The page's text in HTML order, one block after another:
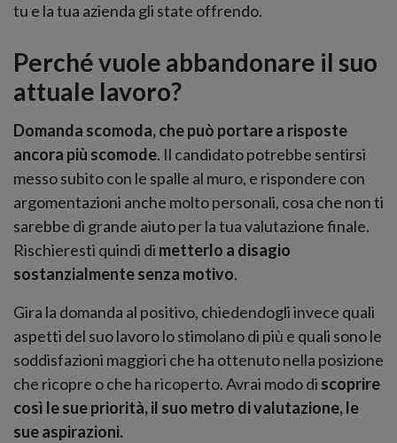
tu e la tua azienda gli state offrendo.
Perché vuole abbandonare il suo
attuale lavoro?
Domanda scomoda, che può portare a risposte
ancora più scomode. Il candidato potrebbe sentirsi
messo subito con le spalle al muro, e rispondere con
argomentazioni anche molto personali, cosa che non ti
sarebbe di grande aiuto per la tua valutazione finale.
Rischieresti quindi di metterlo a disagio
sostanzialmente senza motivo.
Gira la domanda al positivo, chiedendogli invece quali
aspetti del suo lavoro lo stimolano di più e quali sono le
soddisfazioni maggiori che ha ottenuto nella posizione
che ricopre o che ha ricoperto. Avrai modo di scoprire
così le sue priorità, il suo metro di valutazione, le
sue aspirazioni.